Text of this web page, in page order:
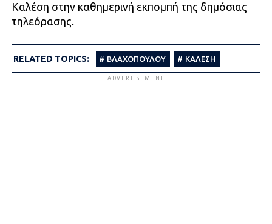
Καλέση στην καθημερινή εκπομπή της δημόσιας
τηλεόρασης.
RELATED TOPICS: ΒΛΑΧΟΠΟΥΛΟΥ ΚΑΛΕΣΗ
ADVERTISEMENT